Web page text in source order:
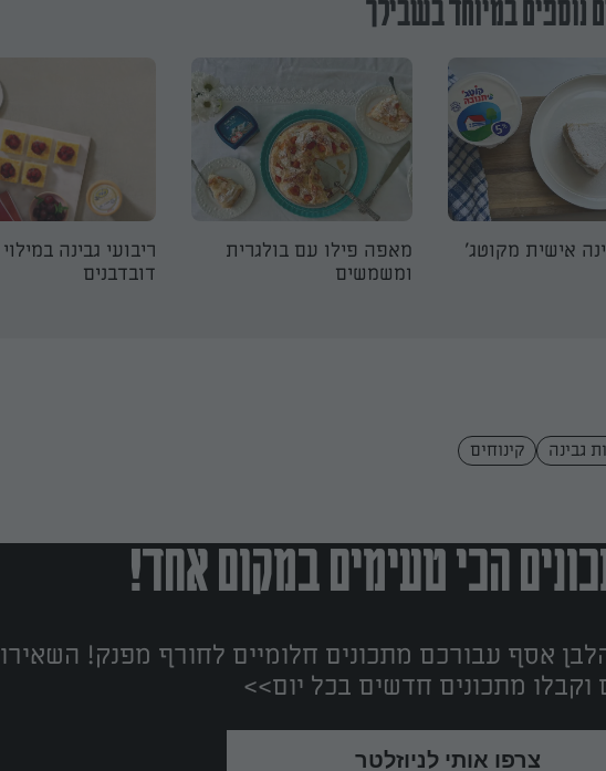
נוספים במיוחד בשבילך
אישית מקוטג'
מאפה פילו עם בולגרית
ומשמשים
ריבועי גבינה במילוי
דובדבנים
גבינה קינוחים
הכי טעימים במקום אחד!
אסף עבורכם מתכונים חלומיים לחורף מפנק! השאירו
וקבלו מתכונים חדשים בכל יום>>
צרפו אותי לניוזלטר